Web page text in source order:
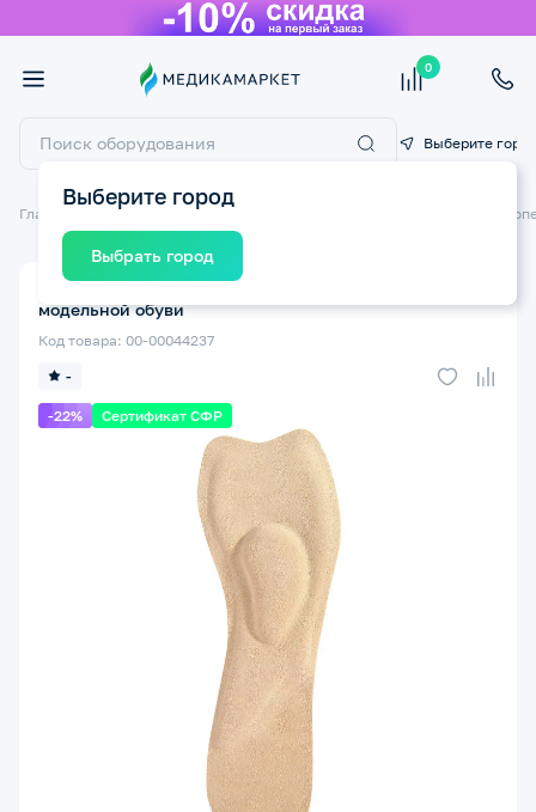
0
Выберите город
Выберите город
Выбрать город
Главная Ортопедические изделия
-22% Сертификат СФР
-
Код товара: 00-00044237
модельной обуви